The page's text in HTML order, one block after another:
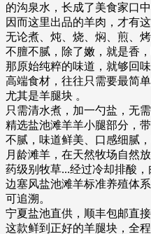
的沟泉水，长成了美食家口
因而这里出品的羊肉，才有
无论煮、炖、烧、焖、煎、
不膻不腻，除了嫩，就是香
那原始纯粹的味道，就够回味
高端食材，往往只需要最简单
尤其是羊腿块 。
只需清水煮，加一勺盐，无
精选盐池滩羊羊小腿部分，
不腻，味道鲜美、口感细腻
月龄滩羊，在天然牧场自然
药级别牧草...经过冷却排酸，
边塞风盐池滩羊标准养殖体
可追溯。
宁夏盐池直供，顺丰包邮直接
这款鲜到正好的羊腿块，全